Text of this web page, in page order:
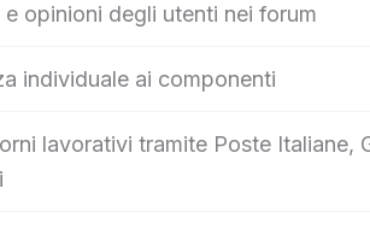
opinioni degli utenti nei forum
individuale ai componenti
lavorativi tramite Poste Italiane,